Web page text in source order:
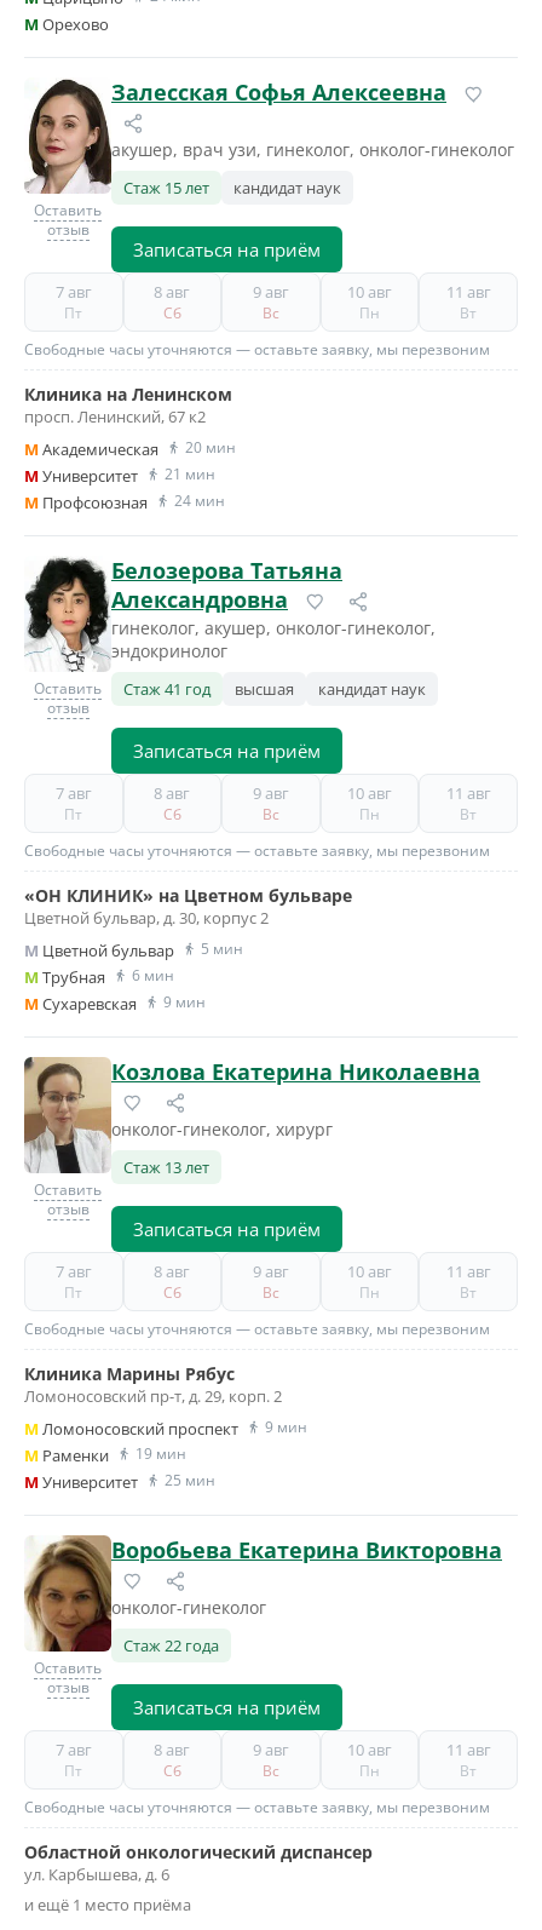
MОрехово
Оставить
отзыв
Залесская Софья Алексеевна
акушер, врач узи, гинеколог, онколог-гинеколог
Стаж 15 лет кандидат наук
Записаться на приём
7 авг
Пт
8 авг
Сб
9 авг
Вс
10 авг
Пн
11 авг
Вт
Свободные часы уточняются — оставьте заявку, мы перезвоним
Клиника на Ленинском
просп. Ленинский, 67 к2
MАкадемическая 20 мин
MУниверситет 21 мин
M Профсоюзная 24 мин
Оставить
отзыв
Белозерова Татьяна
Александровна
гинеколог, акушер, онколог-гинеколог,
эндокринолог
Стаж 41 год высшая кандидат наук
Записаться на приём
7 авг
Пт
8 авг
Сб
9 авг
Вс
10 авг
Пн
11 авг
Вт
Свободные часы уточняются — оставьте заявку, мы перезвоним
«ОН КЛИНИК» на Цветном бульваре
Цветной бульвар, д. 30, корпус 2
M Цветной бульвар 5 мин
M Трубная 6 мин
MСухаревская 9 мин
Оставить
отзыв
Козлова Екатерина Николаевна
онколог-гинеколог, хирург
Стаж 13 лет
Записаться на приём
7 авг
Пт
8 авг
Сб
9 авг
Вс
10 авг
Пн
11 авг
Вт
Свободные часы уточняются — оставьте заявку, мы перезвоним
Клиника Марины Рябус
Ломоносовский пр-т, д. 29, корп. 2
MЛомоносовский проспект 9 мин
M Раменки 19 мин
MУниверситет 25 мин
Оставить
отзыв
Воробьева Екатерина Викторовна
онколог-гинеколог
Стаж 22 года
Записаться на приём
7 авг
Пт
8 авг
Сб
9 авг
Вс
10 авг
Пн
11 авг
Вт
Свободные часы уточняются — оставьте заявку, мы перезвоним
Областной онкологический диспансер
ул. Карбышева, д. 6
и ещё 1 место приёма